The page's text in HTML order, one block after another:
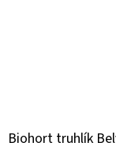
Biohort truhlík